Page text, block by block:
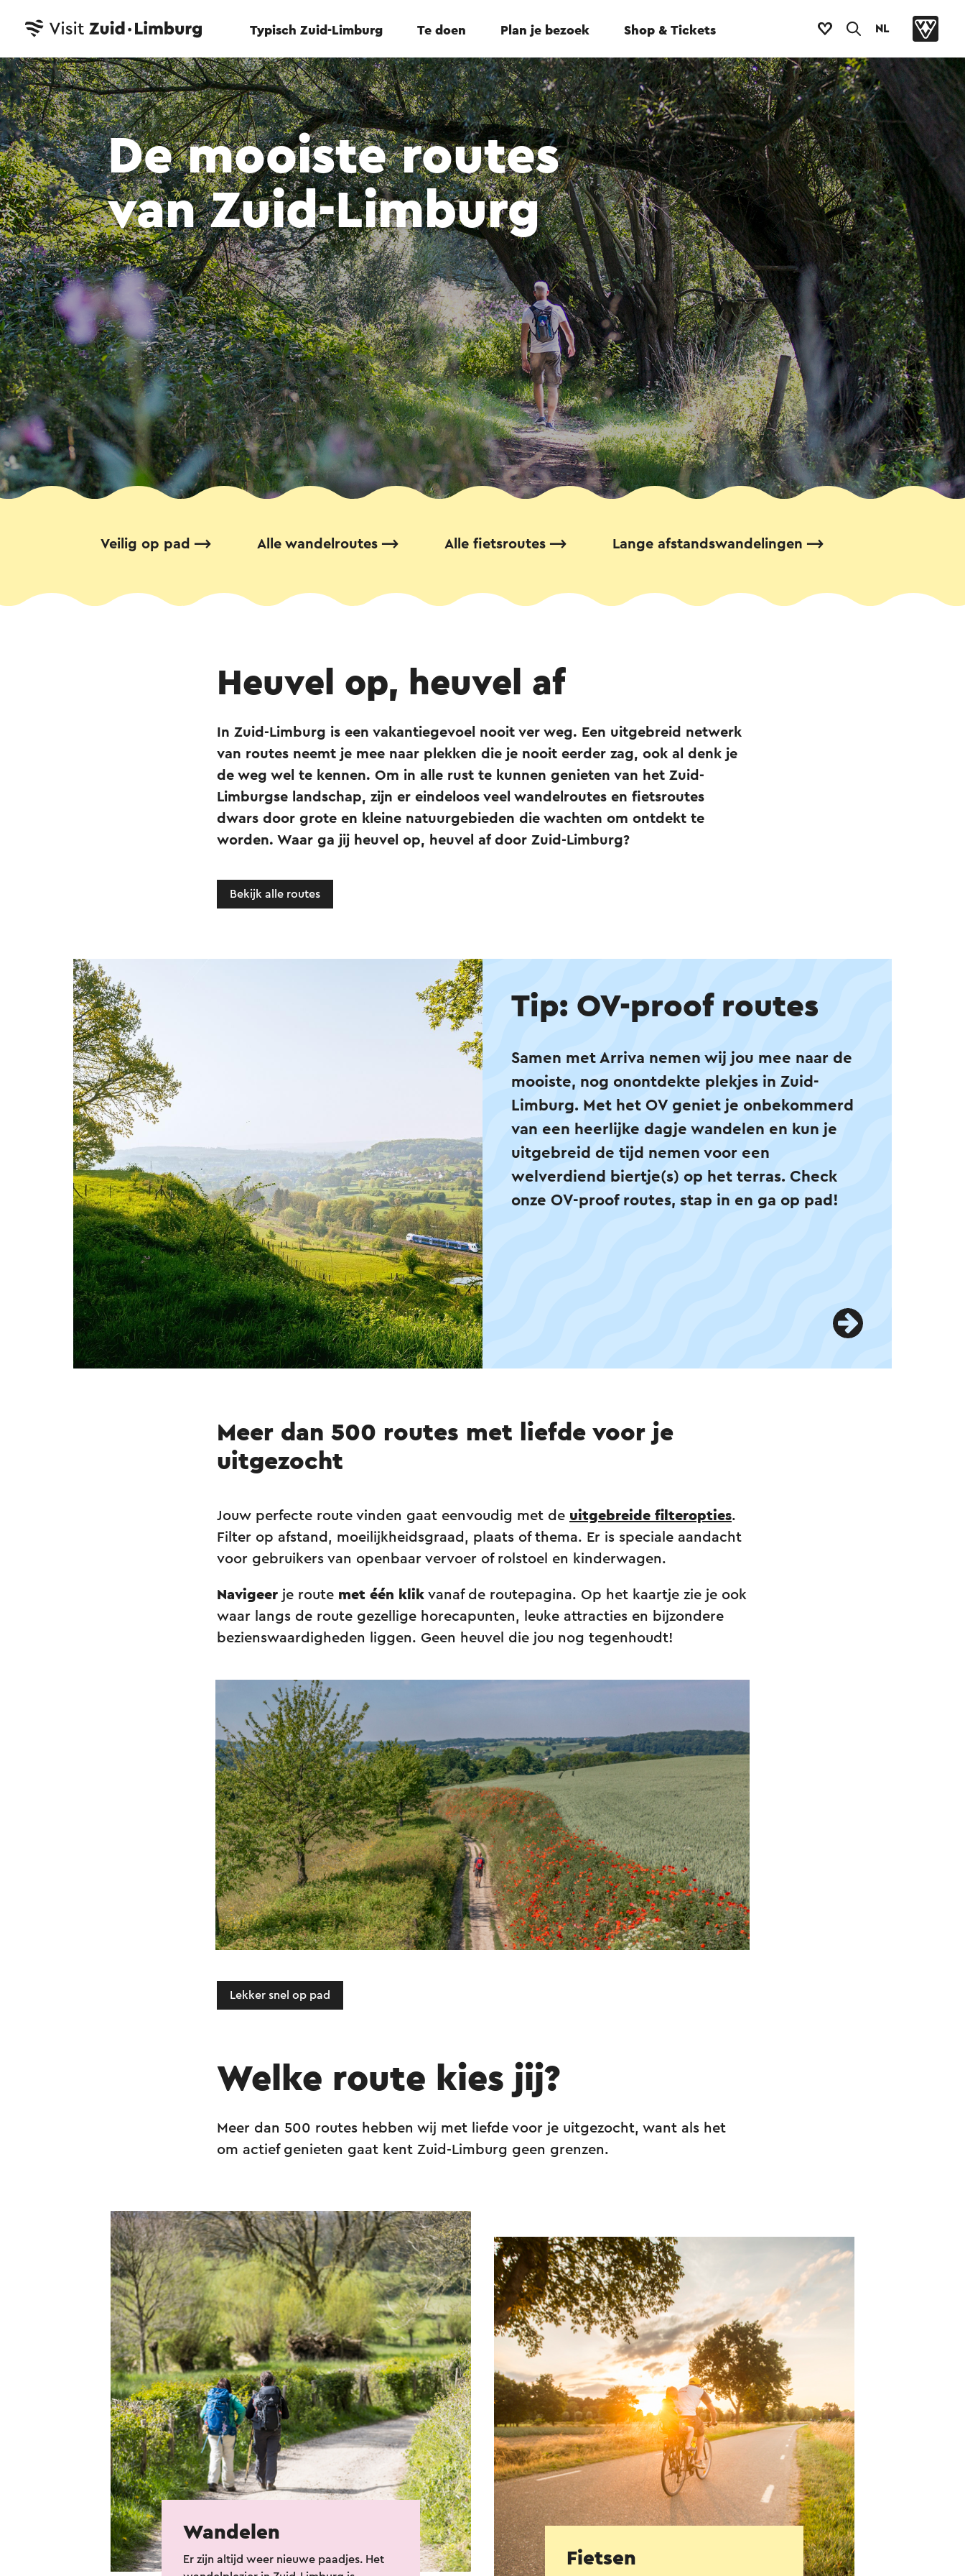
Typisch Zuid-Limburg Te doen Plan je bezoek Shop & Tickets NL
Veilig op pad Alle wandelroutes Alle fietsroutes Lange afstandswandelingen
De mooiste routes
van Zuid-Limburg
Heuvel op, heuvel af
In Zuid-Limburg is een vakantiegevoel nooit ver weg. Een uitgebreid netwerk
van routes neemt je mee naar plekken die je nooit eerder zag, ook al denk je
de weg wel te kennen. Om in alle rust te kunnen genieten van het Zuid-
Limburgse landschap, zijn er eindeloos veel wandelroutes en fietsroutes
dwars door grote en kleine natuurgebieden die wachten om ontdekt te
worden. Waar ga jij heuvel op, heuvel af door Zuid-Limburg?
Bekijk alle routes
Tip: OV-proof routes
Samen met Arriva nemen wij jou mee naar de
mooiste, nog onontdekte plekjes in Zuid-
Limburg. Met het OV geniet je onbekommerd
van een heerlijke dagje wandelen en kun je
uitgebreid de tijd nemen voor een
welverdiend biertje(s) op het terras. Check
onze OV-proof routes, stap in en ga op pad!
Meer dan 500 routes met liefde voor je
uitgezocht
Jouw perfecte route vinden gaat eenvoudig met de uitgebreide filteropties.
Filter op afstand, moeilijkheidsgraad, plaats of thema. Er is speciale aandacht
voor gebruikers van openbaar vervoer of rolstoel en kinderwagen.
Navigeer je route met één klik vanaf de routepagina. Op het kaartje zie je ook
waar langs de route gezellige horecapunten, leuke attracties en bijzondere
bezienswaardigheden liggen. Geen heuvel die jou nog tegenhoudt!
Lekker snel op pad
Welke route kies jij?
Meer dan 500 routes hebben wij met liefde voor je uitgezocht, want als het
om actief genieten gaat kent Zuid-Limburg geen grenzen.
Wandelen
Er zijn altijd weer nieuwe paadjes. Het
Fietsen